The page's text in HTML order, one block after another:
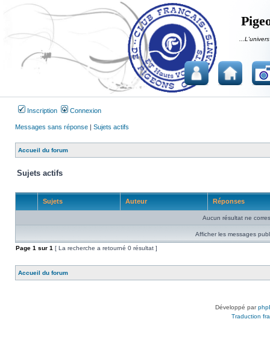
Inscription Connexion
Messages sans réponse | Sujets actifs
Accueil du forum
Sujets actifs
Sujets Auteur Réponses
Aucun résultat ne
Afficher les messages
Page 1 sur 1 [ La recherche a retourné 0 résultat ]
Accueil du forum
Développé par
Traduction